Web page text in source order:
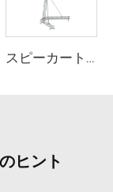
スピーカートラス
ヒント